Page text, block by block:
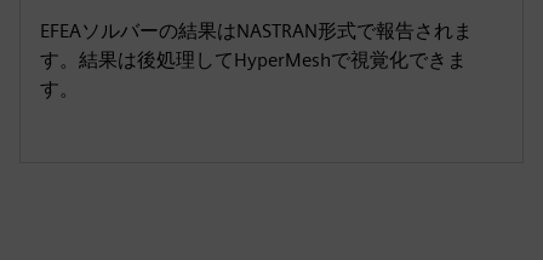
EFEAソルバーの結果はNASTRAN形式で報告されま
す。結果は後処理してHyperMeshで視覚化できま
す。